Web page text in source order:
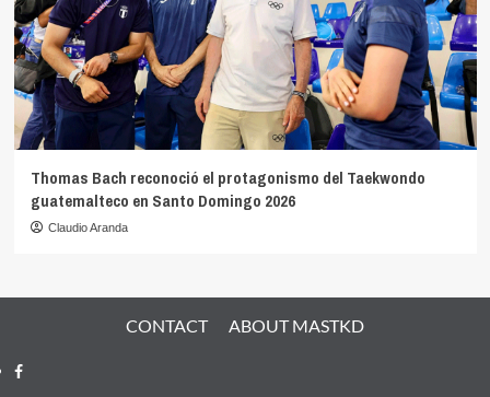
Thomas Bach reconoció el protagonismo del Taekwondo
guatemalteco en Santo Domingo 2026
Claudio Aranda
CONTACT ABOUT MASTKD
Facebook